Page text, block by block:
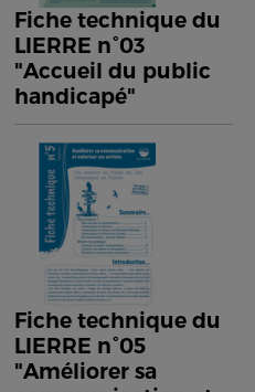
Fiche technique du
LIERRE n°03
"Accueil du public
handicapé"
Fiche technique du
LIERRE n°05
"Améliorer sa